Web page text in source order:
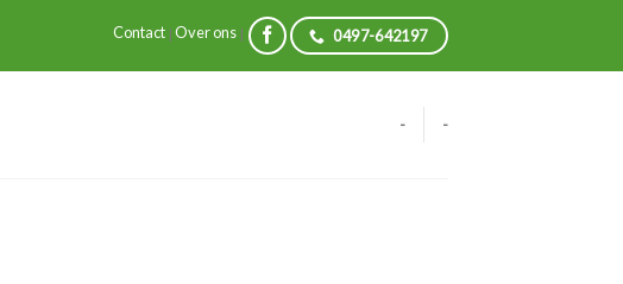
Contact| Over ons| 0497-642197
- -